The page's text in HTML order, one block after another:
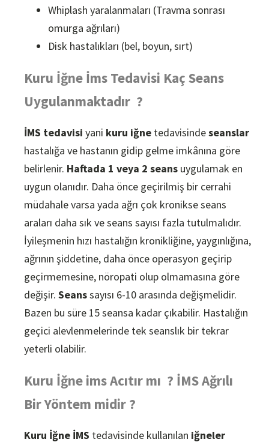
Whiplash yaralanmaları (Travma sonrası
omurga ağrıları)
Disk hastalıkları (bel, boyun, sırt)
Kuru İğne İms Tedavisi Kaç Seans
Uygulanmaktadır ?
İMS tedavisi yani kuru iğne tedavisindeseanslar
hastalığa ve hastanın gidip gelme imkânına göre
belirlenir. Haftada 1 veya 2 seans uygulamak en
uygun olanıdır. Daha önce geçirilmiş bir cerrahi
müdahale varsa yada ağrı çok kronikse seans
araları daha sık ve seans sayısı fazla tutulmalıdır.
İyileşmenin hızı hastalığın kronikliğine, yaygınlığına,
ağrının şiddetine, daha önce operasyon geçirip
geçirmemesine, nöropati olup olmamasına göre
değişir. Seanssayısı 6-10 arasında değişmelidir.
Bazen bu süre 15 seansa kadar çıkabilir. Hastalığın
geçici alevlenmelerinde tek seanslık bir tekrar
yeterli olabilir.
Kuru İğne ims Acıtır mı ? İMS Ağrılı
Bir Yöntem midir ?
Kuru İğne İMS tedavisinde kullanılan iğneler